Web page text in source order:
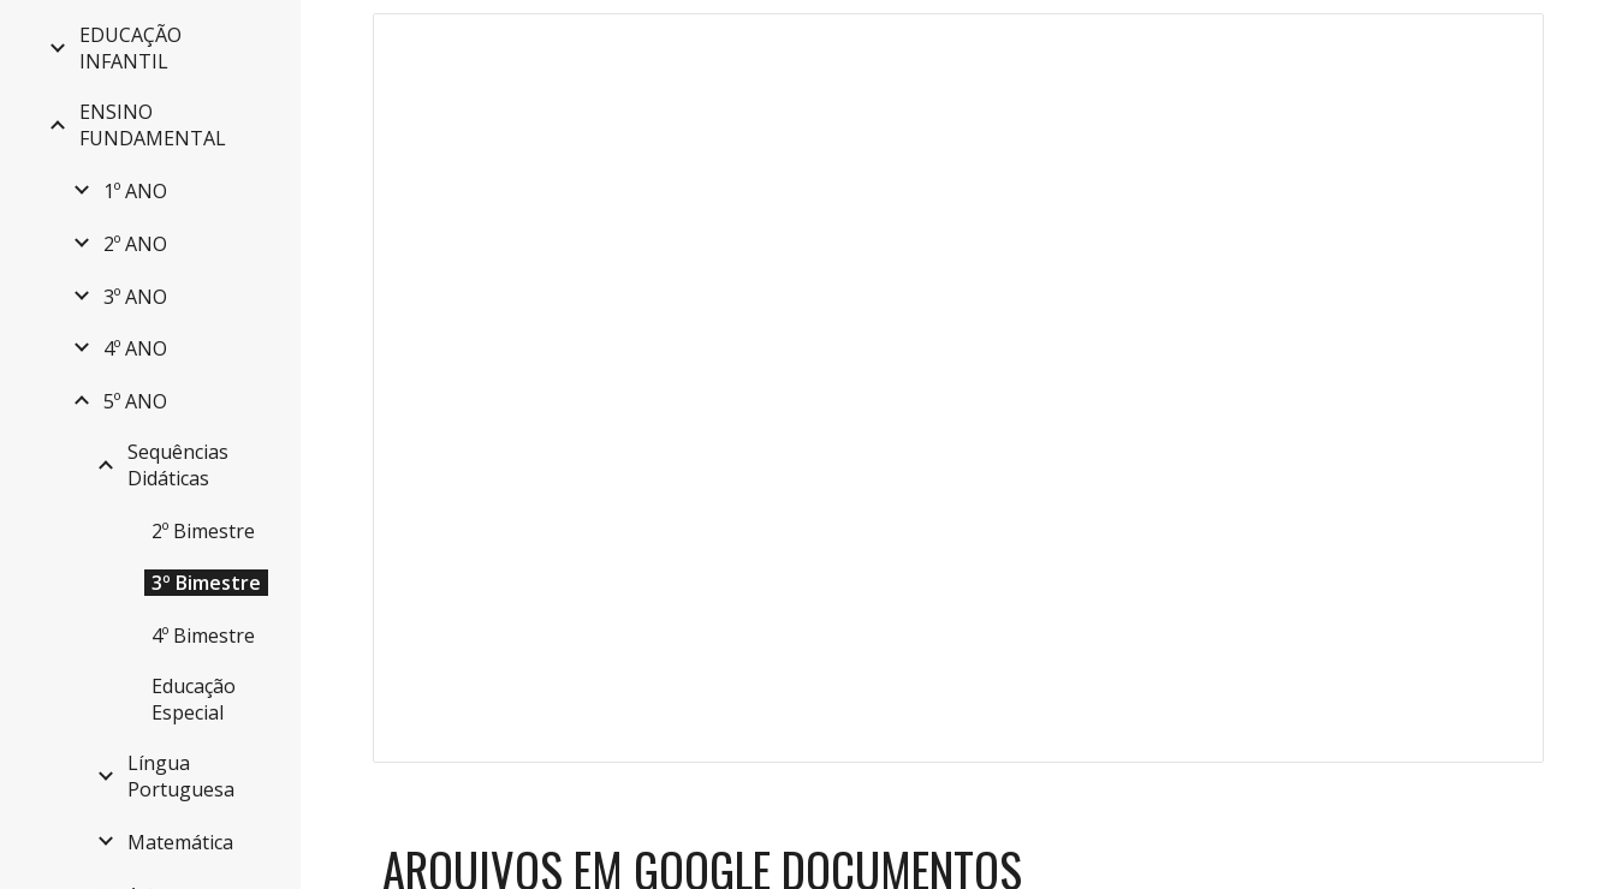
EDUCAÇÃO
INFANTIL
ENSINO
FUNDAMENTAL
1º ANO
2º ANO
3º ANO
4º ANO
5º ANO
Sequências
Didáticas
2º Bimestre
3º Bimestre
4º Bimestre
Educação
Especial
Língua
Portuguesa
Matemática
ARQUIVOS EM GOOGLE DOCUMENTOS